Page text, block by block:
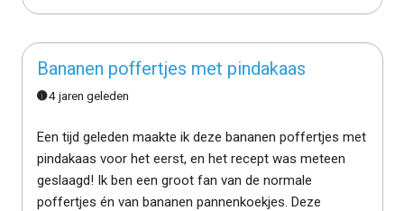
Bananen poffertjes met pindakaas
4 jaren geleden
Een tijd geleden maakte ik deze bananen poffertjes met
pindakaas voor het eerst, en het recept was meteen
geslaagd! Ik ben een groot fan van de normale
poffertjes én van bananen pannenkoekjes. Deze